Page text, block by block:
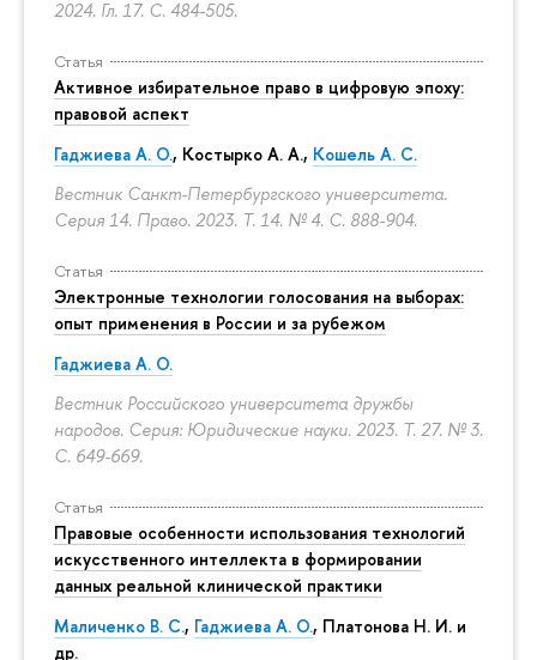
2024. Гл. 17. С. 484-505.
Статья
Активное избирательное право в цифровую эпоху:
правовой аспект
Гаджиева А. О., Костырко А. А., Кошель А. С.
Вестник Санкт-Петербургского университета.
Серия 14. Право. 2023. Т. 14. № 4. С. 888-904.
Статья
Электронные технологии голосования на выборах:
опыт применения в России и за рубежом
Гаджиева А. О.
Вестник Российского университета дружбы
народов. Серия: Юридические науки. 2023. Т. 27. № 3.
С. 649-669.
Статья
Правовые особенности использования технологий
искусственного интеллекта в формировании
данных реальной клинической практики
Маличенко В. С., Гаджиева А. О., Платонова Н. И. и
др.